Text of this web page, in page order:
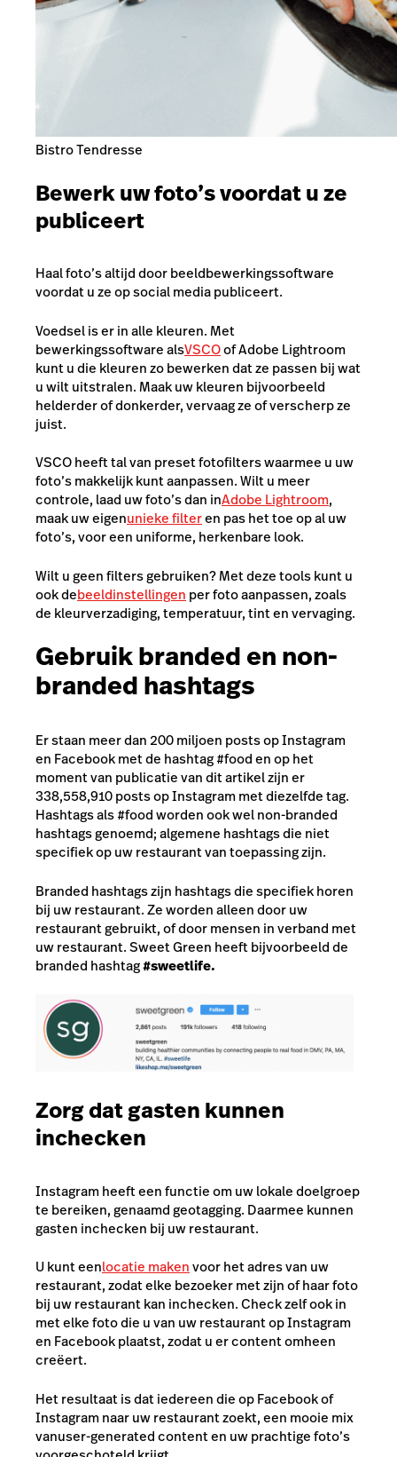
Bistro Tendresse
Bewerk uw foto’s voordat u ze
publiceert
Haal foto’s altijd door beeldbewerkingssoftware
voordat u ze op social media publiceert.
Voedsel is er in alle kleuren. Met
bewerkingssoftware alsVSCOof Adobe Lightroom
kunt u die kleuren zo bewerken dat ze passen bij wat
u wilt uitstralen. Maak uw kleuren bijvoorbeeld
helderder of donkerder, vervaag ze of verscherp ze
juist.
VSCO heeft tal van preset fotofilters waarmee u uw
foto’s makkelijk kunt aanpassen. Wilt u meer
controle, laad uw foto’s dan inAdobe Lightroom,
maak uw eigenunieke filteren pas het toe op al uw
foto’s, voor een uniforme, herkenbare look.
Wilt u geen filters gebruiken? Met deze tools kunt u
ook debeeldinstellingen per foto aanpassen, zoals
de kleurverzadiging, temperatuur, tint en vervaging.
Gebruik branded en non-
branded hashtags
Er staan meer dan 200 miljoen posts op Instagram
en Facebook met de hashtag #food en op het
moment van publicatie van dit artikel zijn er
338,558,910 posts op Instagram met diezelfde tag.
Hashtags als #food worden ook wel non-branded
hashtags genoemd; algemene hashtags die niet
specifiek op uw restaurant van toepassing zijn.
Branded hashtags zijn hashtags die specifiek horen
bij uw restaurant. Ze worden alleen door uw
restaurant gebruikt, of door mensen in verband met
uw restaurant. Sweet Green heeft bijvoorbeeld de
branded hashtag#sweetlife.
Zorg dat gasten kunnen
inchecken
Instagram heeft een functie om uw lokale doelgroep
te bereiken, genaamd geotagging. Daarmee kunnen
gasten inchecken bij uw restaurant.
U kunt eenlocatie makenvoor het adres van uw
restaurant, zodat elke bezoeker met zijn of haar foto
bij uw restaurant kan inchecken. Check zelf ook in
met elke foto die u van uw restaurant op Instagram
en Facebook plaatst, zodat u er content omheen
creëert.
Het resultaat is dat iedereen die op Facebook of
Instagram naar uw restaurant zoekt, een mooie mix
vanuser-generated contenten uw prachtige foto’s